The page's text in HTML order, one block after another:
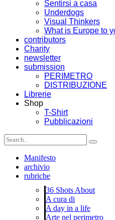
Sentirsi a casa
Underdogs
Visual Thinkers
What is Europe to
contributors
Charity
newsletter
submission
PERIMETRO
DISTRIBUZIONE
Librerie
Shop
T-Shirt
Pubblicazioni
Manifesto
archivio
rubriche
36 Shots About
A cura di
A day in a life
Arte nel perimetro